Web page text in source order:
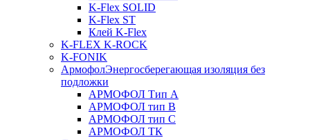
K-Flex SOLID
K-Flex ST
Клей K-Flex
K-FLEX K-ROCK
K-FONIK
АрмофолЭнергосберегающая изоляция без
подложки
АРМОФОЛ Тип А
АРМОФОЛ тип В
АРМОФОЛ тип C
АРМОФОЛ ТК